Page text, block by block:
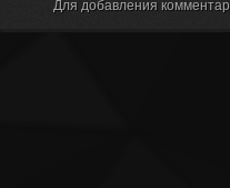
Для добавления